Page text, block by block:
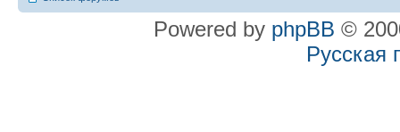
Powered by phpBB ©
Русская